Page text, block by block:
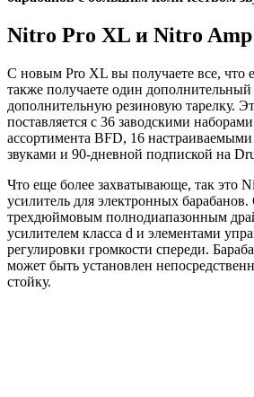
Nitro Pro XL и Nitro Amp
С новым Pro XL вы получаете все, что
также получаете один
дополнительную резиновую тарелку.
поставляется с 36 заводскими
ассортимента BFD, 16
звуками и 90-дневной подпиской на
Что еще более захватывающе, так это
усилитель для электронных барабанов.
трехдюймовым полнодиапазонным
усилителем класса d и элементами
регулировки громкости спереди.
может быть установлен
стойку.